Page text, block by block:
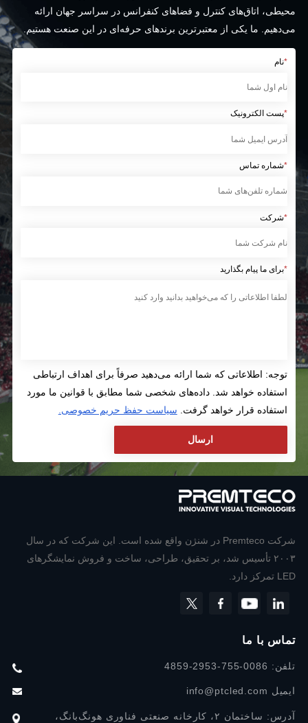
محیطی، اتاق‌های کنترل و فضاهای کنفرانس در سراسر جهان ارائه
می‌دهیم. ما یکی از معتبرترین برندهای حرفه‌ای در این صنعت هستیم.
*نام
*پست الکترونیک
*شماره تماس
*شرکت
*برای ما پیام بگذارید
توجه: اطلاعاتی که شما ارائه می‌دهید صرفاً برای اهداف ارتباطی
استفاده خواهد شد. داده‌های شخصی شما مطابق با قوانین ما مورد
استفاده قرار خواهد گرفت. سیاست حفظ حریم خصوصی.
شرکت Premteco در شنژن واقع شده است. این شرکت که در سال
۲۰۰۳ تأسیس شد، بر تحقیق، طراحی، ساخت و فروش نمایشگرهای
LED تمرکز دارد.
تماس با ما
تلفن: 0086-755-2953-4859
ایمیل info@ptcled.com
آدرس: ساختمان ۲، کارخانه صنعتی فناوری هونگ‌بانگ،